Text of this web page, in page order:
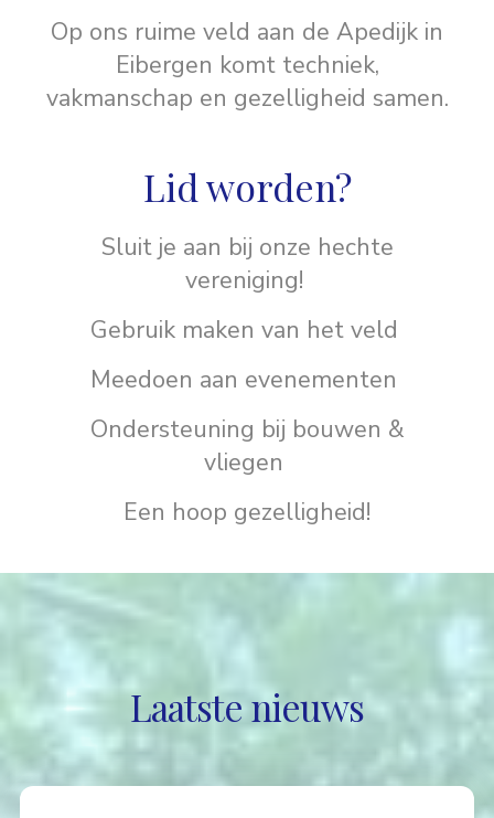
Op ons ruime veld aan de Apedijk in
Eibergen komt techniek,
vakmanschap en gezelligheid samen.
Lid worden?
Sluit je aan bij onze hechte
vereniging!
Gebruik maken van het veld
Meedoen aan evenementen
Ondersteuning bij bouwen &
vliegen
Een hoop gezelligheid!
Laatste nieuws